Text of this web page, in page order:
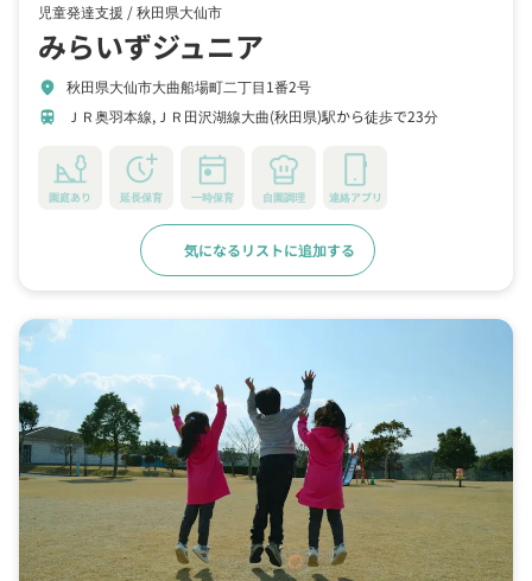
児童発達支援 /秋田県大仙市
みらいずジュニア
location_on 秋田県大仙市大曲船場町二丁目1番2号
train ＪＲ奥羽本線,ＪＲ田沢湖線大曲(秋田県)駅から徒歩で23分
園庭あり 延長保育 一時保育 自園調理 連絡アプリ
気になるリストに追加する